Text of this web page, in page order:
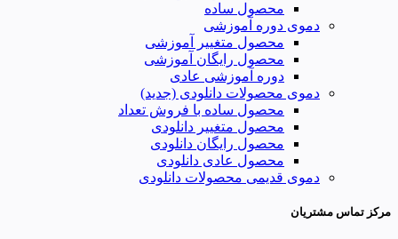
محصول ساده
دموی دوره آموزشی
محصول متغییر آموزشی
محصول رایگان آموزشی
دوره آموزشی عادی
دموی محصولات دانلودی (جدید)
محصول ساده با فروش تعداد
محصول متغییر دانلودی
محصول رایگان دانلودی
محصول عادی دانلودی
دموی قدیمی محصولات دانلودی
مرکز تماس مشتریان